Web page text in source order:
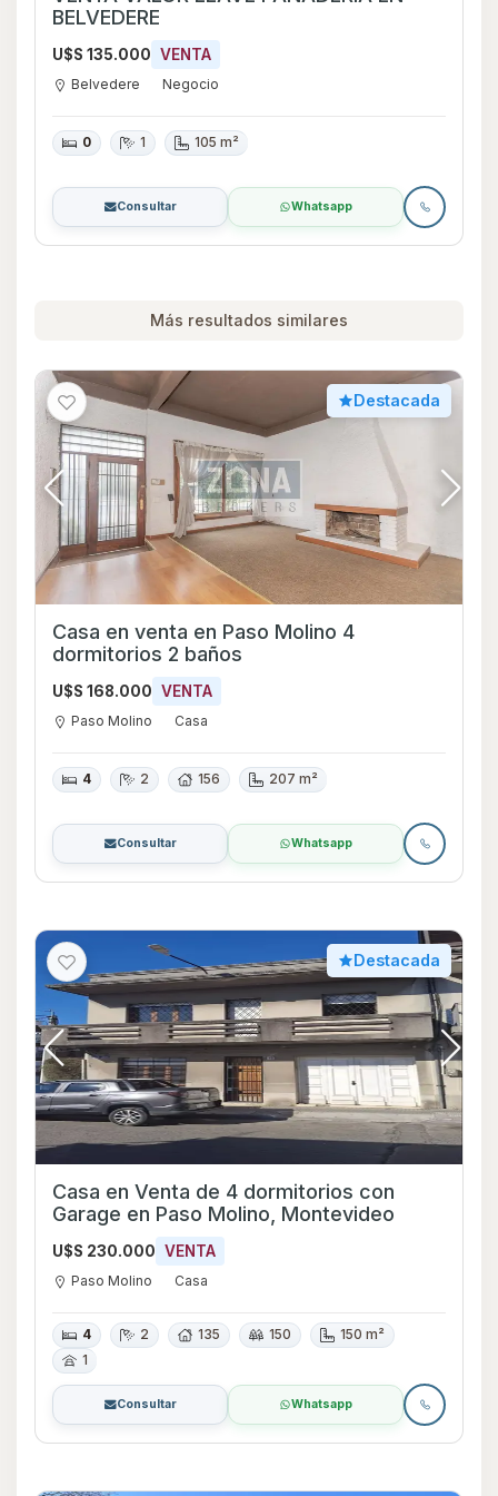
BELVEDERE
U$S 135.000 VENTA
Belvedere Negocio
0 1 105 m²
Consultar Whatsapp
Más resultados similares
Destacada
Casa en venta en Paso Molino 4
dormitorios 2 baños
U$S 168.000 VENTA
Paso Molino Casa
4 2 156 207 m²
Consultar Whatsapp
Destacada
Casa en Venta de 4 dormitorios con
Garage en Paso Molino, Montevideo
U$S 230.000 VENTA
Paso Molino Casa
4 2 135 150
150 m²
1
Consultar Whatsapp